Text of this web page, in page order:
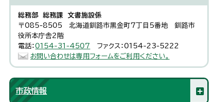
総務部 総務課 文書施設係
〒085-8505 北海道釧路市黒金町7丁目5番地 釧路市
役所本庁舎2階
電話：0154-31-4507
ファクス：0154-23-5222
お問い合わせは専用フォームをご利用ください。
市政情報